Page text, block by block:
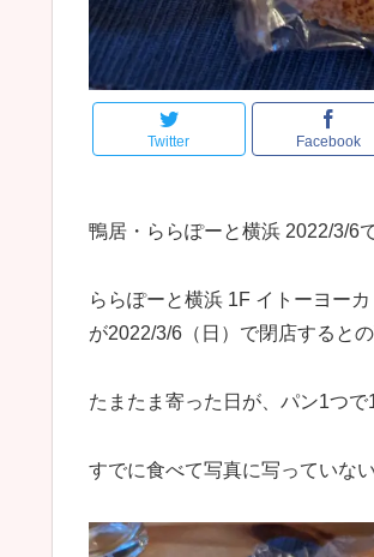
Twitter Facebook
鴨居・ららぽーと横浜 2022/3/6
ららぽーと横浜 1F イトーヨー
が2022/3/6（日）で閉店すると
たまたま寄った日が、パン1つ
すでに食べて写真に写っていな